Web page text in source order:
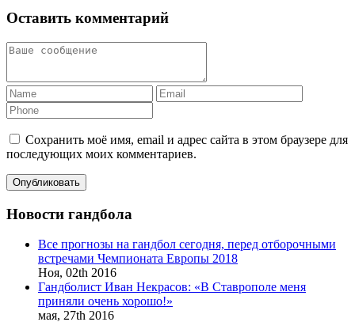
Оставить комментарий
Сохранить моё имя, email и адрес сайта в этом браузере для
последующих моих комментариев.
Новости гандбола
Все прогнозы на гандбол сегодня, перед отборочными
встречами Чемпионата Европы 2018
Ноя, 02th 2016
Гандболист Иван Некрасов: «В Ставрополе меня
приняли очень хорошо!»
мая, 27th 2016